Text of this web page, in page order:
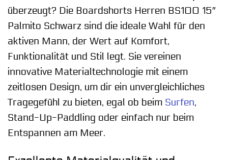
überzeugt? Die Boardshorts Herren BS100 15″
Palmito Schwarz sind die ideale Wahl für den
aktiven Mann, der Wert auf Komfort,
Funktionalität und Stil legt. Sie vereinen
innovative Materialtechnologie mit einem
zeitlosen Design, um dir ein unvergleichliches
Tragegefühl zu bieten, egal ob beim Surfen,
Stand-Up-Paddling oder einfach nur beim
Entspannen am Meer.